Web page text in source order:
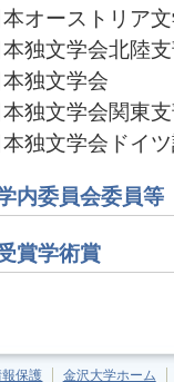
本オーストリア
本独文学会北陸
本独文学会
本独文学会関東
本独文学会ドイ
内委員会委員等
賞学術賞
保護 金沢大学ホーム